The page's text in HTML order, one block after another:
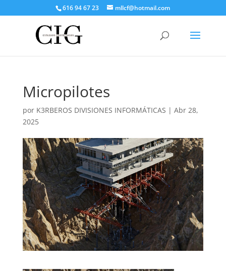
616 94 67 23 mllcf@hotmail.com
Micropilotes
por K3RBEROS DIVISIONES INFORMÁTICAS | Abr 28,
2025